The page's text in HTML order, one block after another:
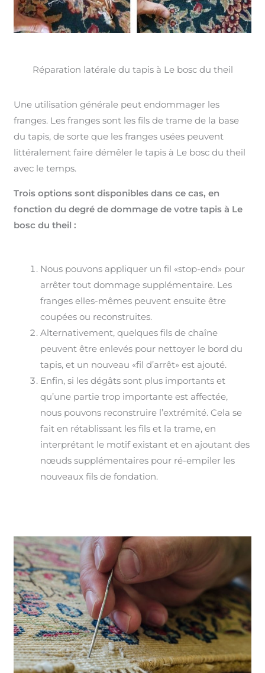
Réparation latérale du tapis à Le bosc du theil
Une utilisation générale peut endommager les
franges. Les franges sont les fils de trame de la base
du tapis, de sorte que les franges usées peuvent
littéralement faire démêler le tapis à Le bosc du theil
avec le temps.
Trois options sont disponibles dans ce cas, en
fonction du degré de dommage de votre tapis à Le
bosc du theil :
Nous pouvons appliquer un fil «stop-end» pour
arrêter tout dommage supplémentaire. Les
franges elles-mêmes peuvent ensuite être
coupées ou reconstruites.
Alternativement, quelques fils de chaîne
peuvent être enlevés pour nettoyer le bord du
tapis, et un nouveau «fil d’arrêt» est ajouté.
Enfin, si les dégâts sont plus importants et
qu’une partie trop importante est affectée,
nous pouvons reconstruire l’extrémité. Cela se
fait en rétablissant les fils et la trame, en
interprétant le motif existant et en ajoutant des
nœuds supplémentaires pour ré-empiler les
nouveaux fils de fondation.